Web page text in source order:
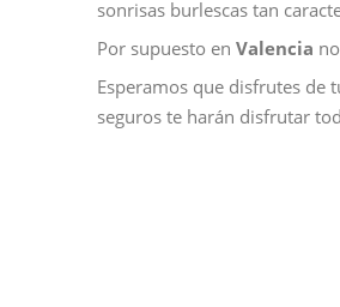
sonrisas burlescas tan
Por supuesto en Valencia
Esperamos que disfrutes de
seguros te harán disfrutar